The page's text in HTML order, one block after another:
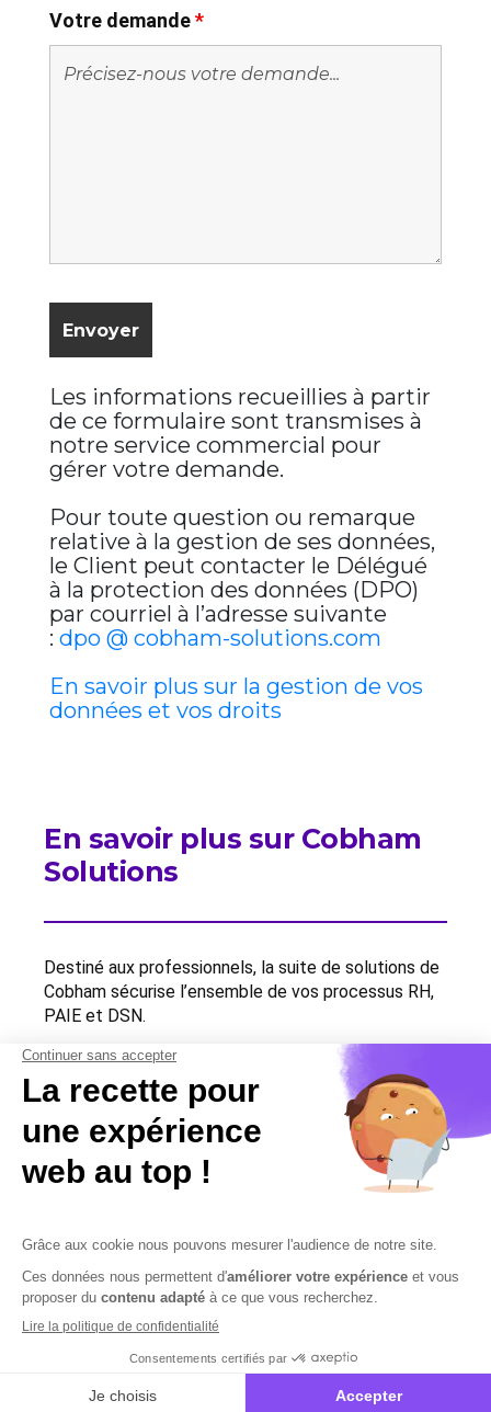
Votre demande*
Les informations recueillies à partir
de ce formulaire sont transmises à
notre service commercial pour
gérer votre demande.
Pour toute question ou remarque
relative à la gestion de ses données,
le Client peut contacter le Délégué
à la protection des données (DPO)
par courriel à l’adresse suivante
: dpo @ cobham-solutions.com
En savoir plus sur la gestion de vos
données et vos droits
En savoir plus sur Cobham
Solutions
Destiné aux professionnels, la suite de solutions de
Cobham sécurise l’ensemble de vos processus RH,
PAIE et DSN.
Contactez-nous
Contactez-nous Mentions légales
Plan du site
Sécurisation des données
Conditions Générales de Vente et d’Utilisation
Copyright © 2026 Cobham Solutions | Logiciel de conformité et
performance en PAIE, DSN et RH – Tous droits réservés